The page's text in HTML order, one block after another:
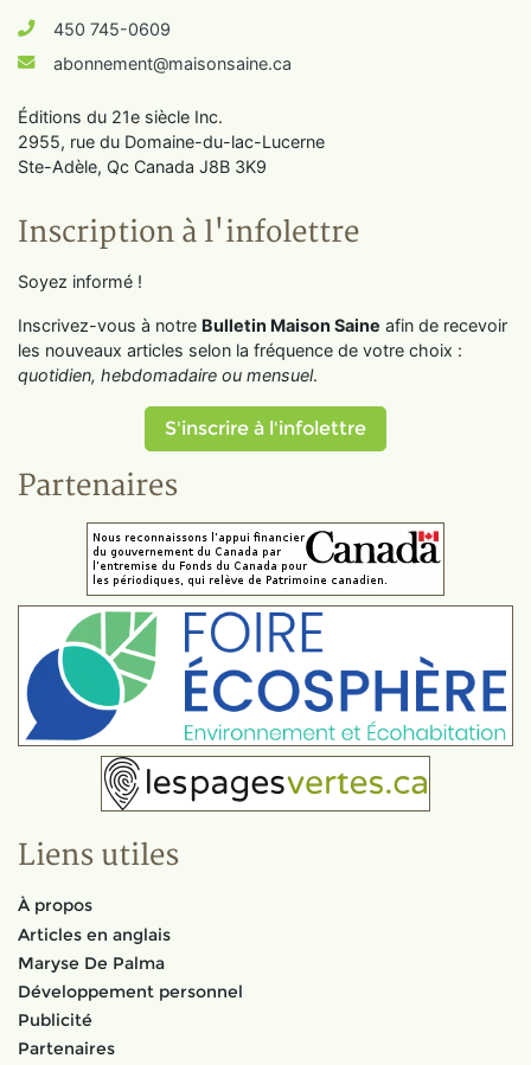
450 745-0609
abonnement@maisonsaine.ca
Éditions du 21e siècle Inc.
2955, rue du Domaine-du-lac-Lucerne
Ste-Adèle, Qc Canada J8B 3K9
Inscription à l'infolettre
Soyez informé !
Inscrivez-vous à notre Bulletin Maison Saine afin de recevoir
les nouveaux articles selon la fréquence de votre choix :
quotidien, hebdomadaire ou mensuel.
S'inscrire à l'infolettre
Partenaires
Liens utiles
À propos
Articles en anglais
Maryse De Palma
Développement personnel
Publicité
Partenaires